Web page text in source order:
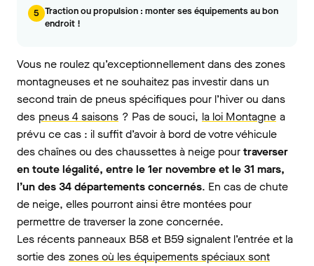
5 Traction ou propulsion : monter ses équipements au bon
endroit !
Vous ne roulez qu’exceptionnellement dans des zones
montagneuses et ne souhaitez pas investir dans un
second train de pneus spécifiques pour l’hiver ou dans
des pneus 4 saisons ? Pas de souci, la loi Montagne a
prévu ce cas : il suffit d’avoir à bord de votre véhicule
des chaînes ou des chaussettes à neige pourtraverser
en toute légalité, entre le 1er novembre et le 31 mars,
l’un des 34 départements concernés. En cas de chute
de neige, elles pourront ainsi être montées pour
permettre de traverser la zone concernée.
Les récents panneaux B58 et B59 signalent l’entrée et la
sortie des zones où les équipements spéciaux sont